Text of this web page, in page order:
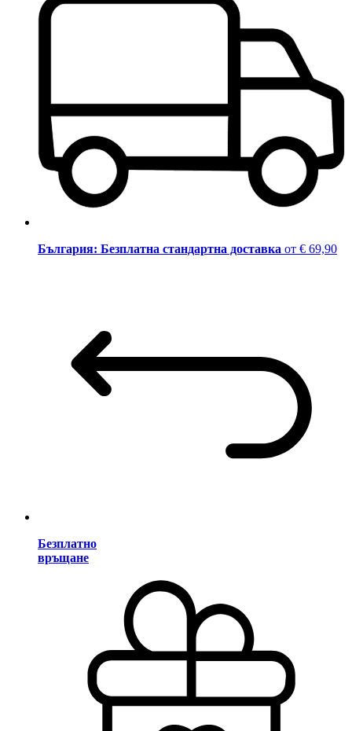
България: Безплатна стандартна доставка от € 69,90
Безплатно
връщане